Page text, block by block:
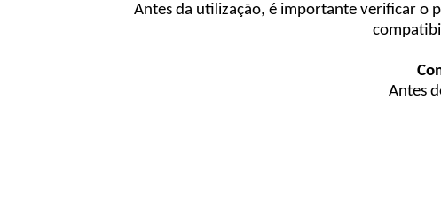
Antes da utilização, é importante verificar o
Antes